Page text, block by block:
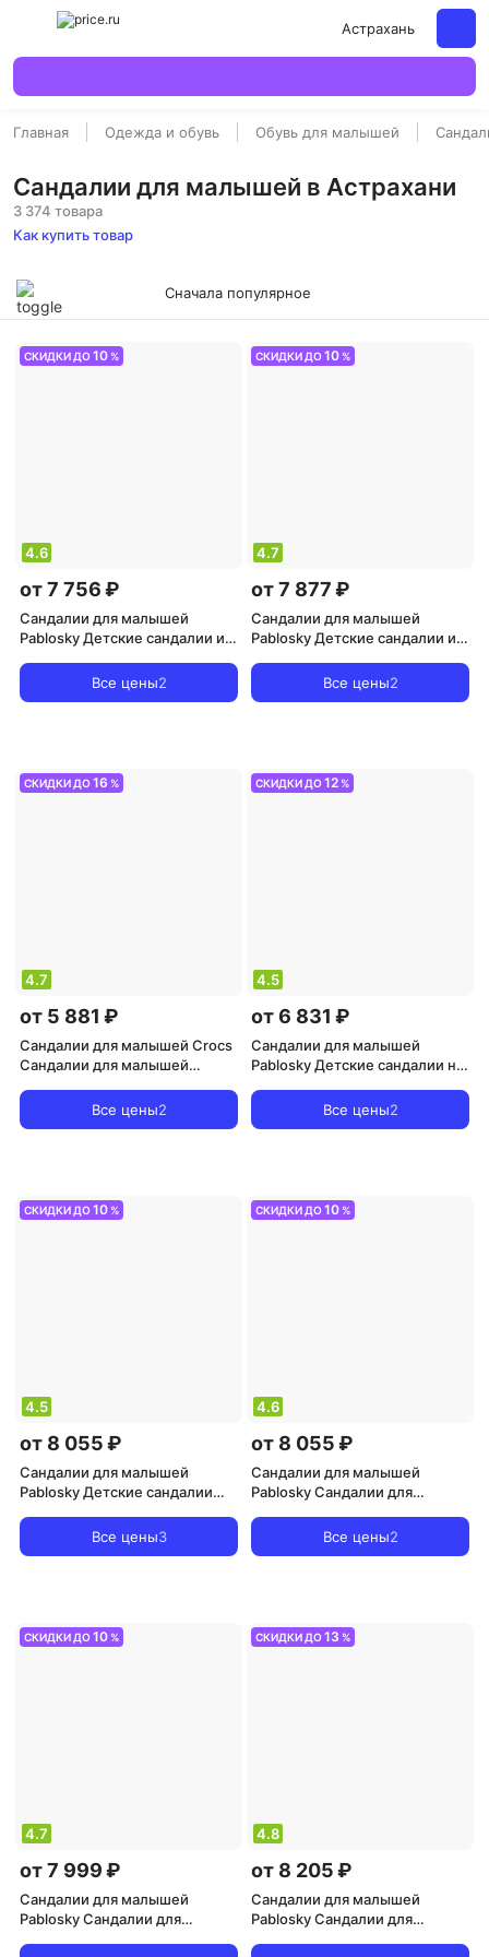
Астрахань
Главная Одежда и обувь Обувь для малышей
Сандалии для малышей в Астрахани
3 374 товара
Как купить товар
Сначала популярное
СКИДКИ ДО10 %
4.6
от 7 756 ₽
Сандалии для малышей
Pablosky Детские сандалии из
Все цены2
СКИДКИ ДО10 %
4.7
от 7 877 ₽
Сандалии для малышей
Pablosky Детские сандалии из
Все цены2
СКИДКИ ДО16 %
4.7
от 5 881 ₽
Сандалии для малышей Crocs
Сандалии для малышей
небесно-голубой
Все цены2
СКИДКИ ДО12 %
4.5
от 6 831 ₽
Сандалии для малышей
Pablosky Детские сандалии на
Все цены2
СКИДКИ ДО10 %
4.5
от 8 055 ₽
Сандалии для малышей
Pablosky Детские сандалии
липучкой, темно-синий
8445543753082
Все цены3
СКИДКИ ДО10 %
4.6
от 8 055 ₽
Сандалии для малышей
Pablosky Сандалии для
застежкой-липучкой, белый /
розовый
Все цены2
СКИДКИ ДО10 %
4.7
от 7 999 ₽
Сандалии для малышей
Pablosky Сандалии для
СКИДКИ ДО13 %
4.8
от 8 205 ₽
Сандалии для малышей
Pablosky Сандалии для